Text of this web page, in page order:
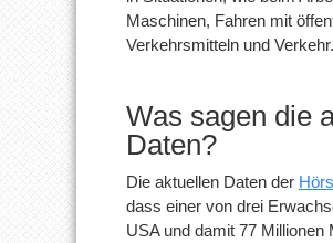
Maschinen, Fahren mit
Verkehrsmitteln und Verkehr.
Was sagen die
Daten?
Die aktuellen Daten der
dass einer von drei
USA und damit 77 Millionen